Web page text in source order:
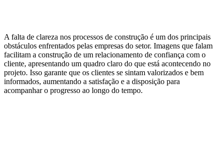
A falta de clareza nos processos de construção é um dos principais
obstáculos enfrentados pelas empresas do setor. Imagens que falam
facilitam a construção de um relacionamento de confiança com o
cliente, apresentando um quadro claro do que está acontecendo no
projeto. Isso garante que os clientes se sintam valorizados e bem
informados, aumentando a satisfação e a disposição para
acompanhar o progresso ao longo do tempo.